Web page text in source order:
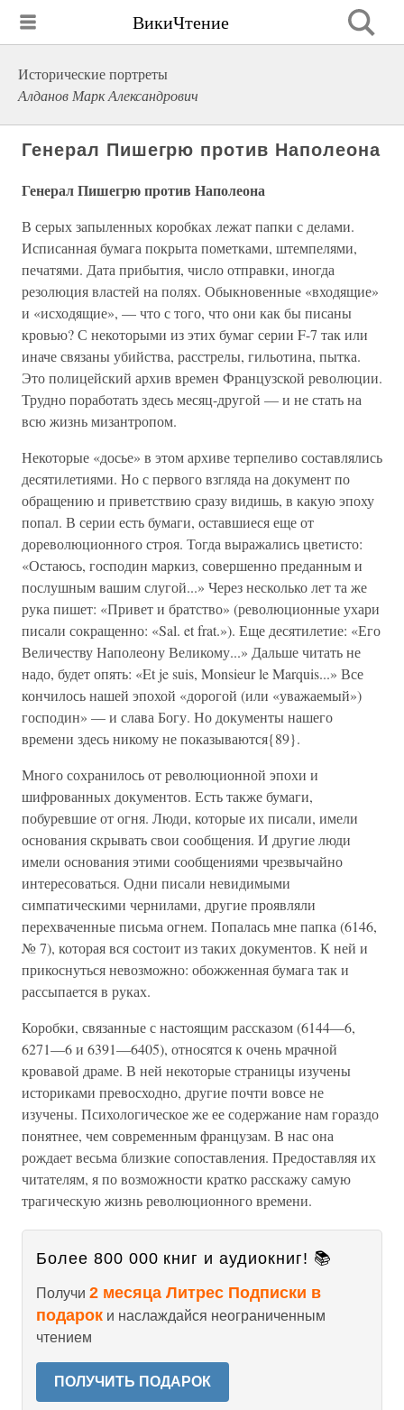
ВикиЧтение
Исторические портреты
Алданов Марк Александрович
Генерал Пишегрю против Наполеона
Генерал Пишегрю против Наполеона
В серых запыленных коробках лежат папки с делами.
Исписанная бумага покрыта пометками, штемпелями,
печатями. Дата прибытия, число отправки, иногда
резолюция властей на полях. Обыкновенные «входящие»
и «исходящие», — что с того, что они как бы писаны
кровью? С некоторыми из этих бумаг серии F-7 так или
иначе связаны убийства, расстрелы, гильотина, пытка.
Это полицейский архив времен Французской революции.
Трудно поработать здесь месяц-другой — и не стать на
всю жизнь мизантропом.
Некоторые «досье» в этом архиве терпеливо составлялись
десятилетиями. Но с первого взгляда на документ по
обращению и приветствию сразу видишь, в какую эпоху
попал. В серии есть бумаги, оставшиеся еще от
дореволюционного строя. Тогда выражались цветисто:
«Остаюсь, господин маркиз, совершенно преданным и
послушным вашим слугой...» Через несколько лет та же
рука пишет: «Привет и братство» (революционные ухари
писали сокращенно: «Sal. et frat.»). Еще десятилетие: «Его
Величеству Наполеону Великому...» Дальше читать не
надо, будет опять: «Et je suis, Monsieur le Marquis...» Все
кончилось нашей эпохой «дорогой (или «уважаемый»)
господин» — и слава Богу. Но документы нашего
времени здесь никому не показываются{89}.
Много сохранилось от революционной эпохи и
шифрованных документов. Есть также бумаги,
побуревшие от огня. Люди, которые их писали, имели
основания скрывать свои сообщения. И другие люди
имели основания этими сообщениями чрезвычайно
интересоваться. Одни писали невидимыми
симпатическими чернилами, другие проявляли
перехваченные письма огнем. Попалась мне папка (6146,
№ 7), которая вся состоит из таких документов. К ней и
прикоснуться невозможно: обожженная бумага так и
рассыпается в руках.
Коробки, связанные с настоящим рассказом (6144—6,
6271—6 и 6391—6405), относятся к очень мрачной
кровавой драме. В ней некоторые страницы изучены
историками превосходно, другие почти вовсе не
изучены. Психологическое же ее содержание нам гораздо
понятнее, чем современным французам. В нас она
рождает весьма близкие сопоставления. Предоставляя их
читателям, я по возможности кратко расскажу самую
трагическую жизнь революционного времени.
Более 800 000 книг и аудиокниг! 📚
Получи 2 месяца Литрес Подписки в
подарок и наслаждайся неограниченным
чтением
ПОЛУЧИТЬ ПОДАРОК